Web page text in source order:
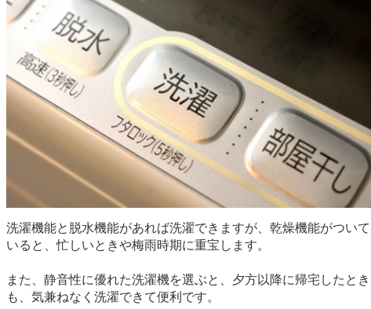
洗濯機能と脱水機能があれば洗濯できますが、乾燥機能がついて
いると、忙しいときや梅雨時期に重宝します。
また、静音性に優れた洗濯機を選ぶと、夕方以降に帰宅したとき
も、気兼ねなく洗濯できて便利です。